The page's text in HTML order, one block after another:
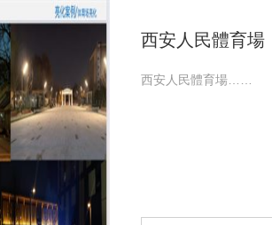
西安人民體育場
西安人民體育場……